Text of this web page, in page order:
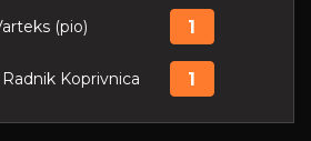
(pio) 1
Koprivnica 1